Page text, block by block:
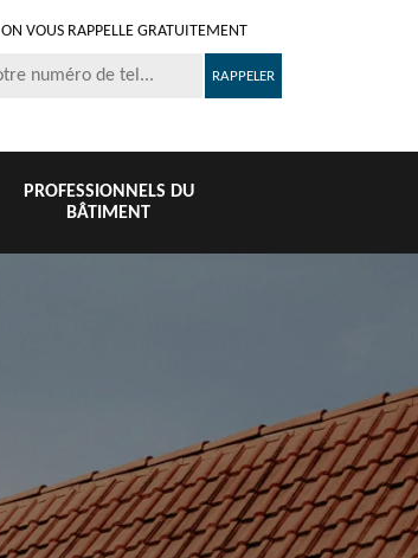
ON VOUS RAPPELLE GRATUITEMENT
PROFESSIONNELS DU
BÂTIMENT
tuile et
76